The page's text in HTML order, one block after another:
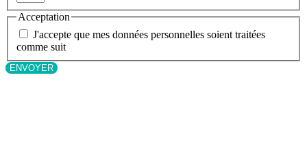
Acceptation
J'accepte que mes données personnelles soient traitées
comme suit